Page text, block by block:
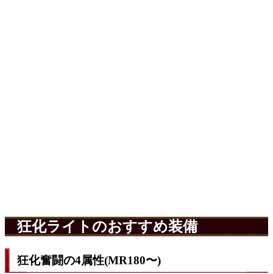
狂化ライトのおすすめ装備
狂化奮闘の4属性(MR180〜)